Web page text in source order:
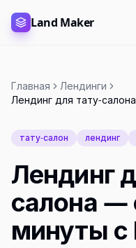
Land Maker
Главная
Лендинги
Лендинг для тату-
тату-салон лендинг
Лендинг
салона —
минуты